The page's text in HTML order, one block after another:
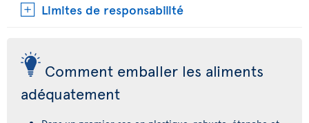
Limites de responsabilité
Comment emballer les aliments
adéquatement